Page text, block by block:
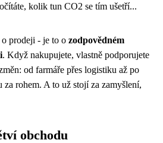
kolik tun CO2 se tím ušetří...
prodeji - je to o zodpovědném
. Když nakupujete, vlastně podporujete
od farmáře přes logistiku až po
rohem. A to už stojí za zamyšlení,
obchodu